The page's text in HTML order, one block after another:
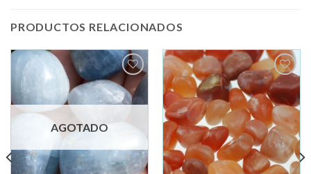
PRODUCTOS RELACIONADOS
Añadir
a la
lista de
AGOTADO
Añadir
a la
lista de
deseos